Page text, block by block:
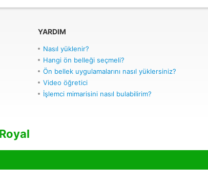
YARDIM
Nasıl yüklenir?
Hangi ön belleği seçmeli?
Ön bellek uygulamalarını nasıl yüklersiniz?
Video öğretici
İşlemci mimarisini nasıl bulabilirim?